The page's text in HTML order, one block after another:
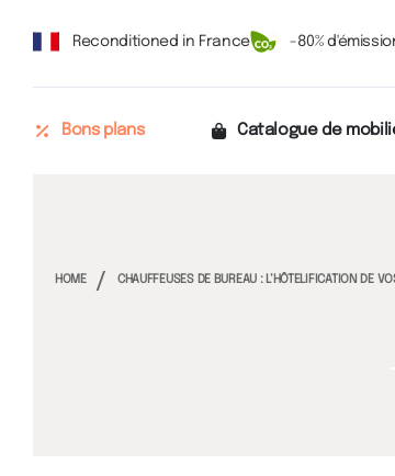
Reconditioned in France -80%
Bons plans Catalogue de
HOME CHAUFFEUSES DE BUREAU : L’HÔTELIFICATION DE